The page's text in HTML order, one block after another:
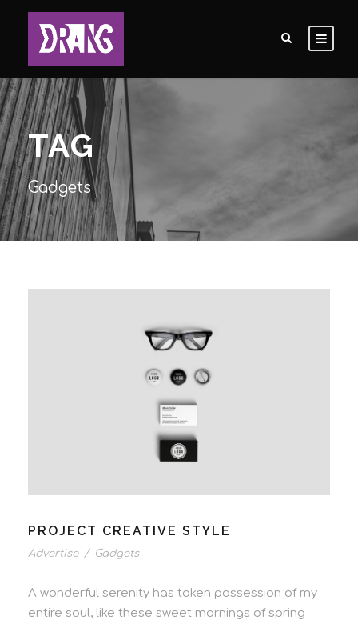
TAG
Gadgets
PROJECT CREATIVE STYLE
Advertise / Gadgets
A wonderful serenity has taken possession of my
entire soul, like these sweet mornings of spring